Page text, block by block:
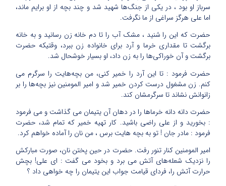
سرباز او بود ، در یکى از جنگ‌ها شهید شد و چند بچه از او برایم ماند،
اما على‏ هرگز سراغى از ما نگرفت.
حضرت که این را شنید ، مشک آب را تا دم خانه زن رسانید و به خانه‏
برگشت تا مقدارى خرما و آرد براى خانواده زن‏ ببرد، وقتیکه حضرت
برگشت و آن خوراکی‌ها را به‏ زن داد، او بسیار خوشحال شد.
حضرت فرمود : تا این آرد را خمیر کنى، من بچه‌هایت را سرگرم مى‏
کنم. زن مشغول درست کردن خمیر شد و امیر المومنین نیز بچه‌ها را بر
زانوانش نشاند تا سرگرمشان کند.
حضرت دانه دانه خرماها را در دهان آن یتیمان مى گذاشت و مى فرمود
: بخورید و از على راضى باشید. کار تهیه خمیر که تمام شد، حضرت
فرمود : مادر جان ! تو به بچه هایت برس ، من نان را آماده خواهم کرد.
امیر المومنین کنار تنور رفت.‏ حضرت در حین پختن نان، صورت مبارکش‏
را نزدیک شعله‌هاى آتش مى برد و بخود مى گفت : اى على! بچش
حرارت آتش را، فرداى قیامت جواب‏ این یتیمان را چه خواهى داد ؟